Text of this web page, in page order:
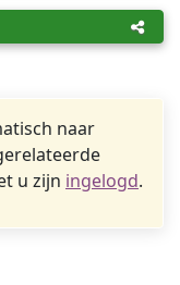
naar
u zijn ingelogd.